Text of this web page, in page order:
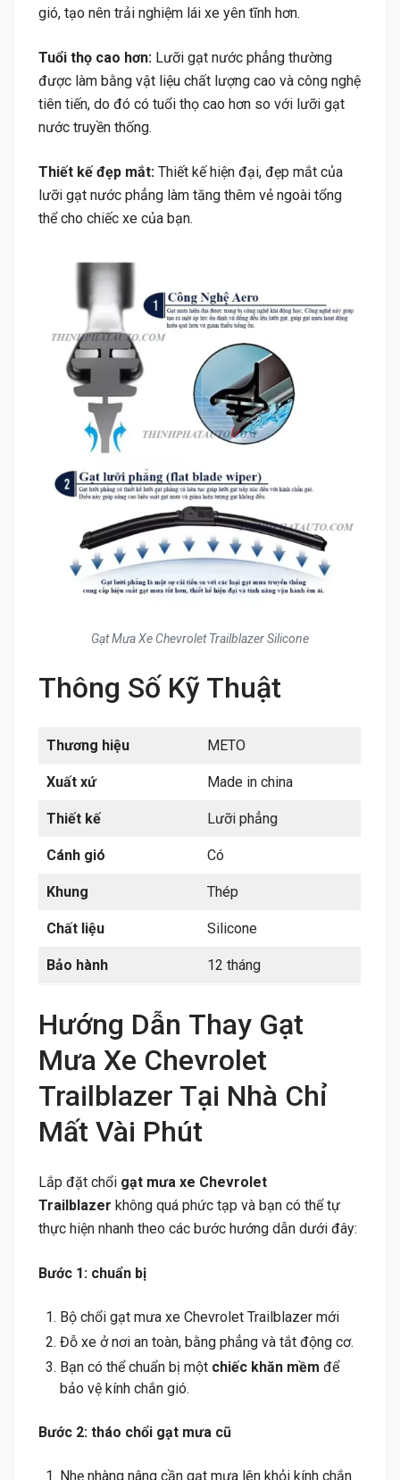
gió, tạo nên trải nghiệm lái xe yên tĩnh hơn.
Tuổi thọ cao hơn: Lưỡi gạt nước phẳng thường
được làm bằng vật liệu chất lượng cao và công nghệ
tiên tiến, do đó có tuổi thọ cao hơn so với lưỡi gạt
nước truyền thống.
Thiết kế đẹp mắt: Thiết kế hiện đại, đẹp mắt của
lưỡi gạt nước phẳng làm tăng thêm vẻ ngoài tổng
thể cho chiếc xe của bạn.
Gạt Mưa Xe Chevrolet Trailblazer Silicone
Thông Số Kỹ Thuật
Thương hiệu METO
Xuất xứ Made in china
Thiết kế Lưỡi phẳng
Cánh gió Có
Khung Thép
Chất liệu Silicone
Bảo hành 12 tháng
Hướng Dẫn Thay Gạt
Mưa Xe Chevrolet
Trailblazer Tại Nhà Chỉ
Mất Vài Phút
Lắp đặt chổi gạt mưa xe Chevrolet
Trailblazer không quá phức tạp và bạn có thể tự
thực hiện nhanh theo các bước hướng dẫn dưới đây:
Bước 1: chuẩn bị
Bộ chổi gạt mưa xe Chevrolet Trailblazer mới
Đỗ xe ở nơi an toàn, bằng phẳng và tắt động cơ.
Bạn có thể chuẩn bị một chiếc khăn mềm để
bảo vệ kính chắn gió.
Bước 2: tháo chổi gạt mưa cũ
Nhẹ nhàng nâng cần gạt mưa lên khỏi kính chắn